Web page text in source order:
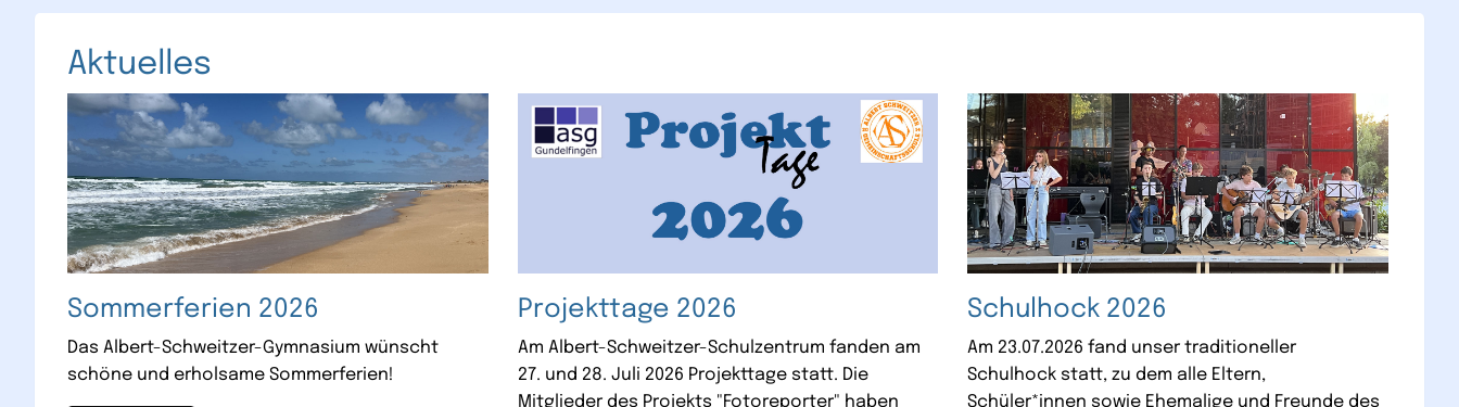
Aktuelles
Sommerferien 2026
Das Albert-Schweitzer-Gymnasium wünscht
schöne und erholsame Sommerferien!
Projekttage 2026
Am Albert-Schweitzer-Schulzentrum fanden am
27. und 28. Juli 2026 Projekttage statt. Die
Mitglieder des Projekts "Fotoreporter" haben
Schulhock 2026
Am 23.07.2026 fand unser traditioneller
Schulhock statt, zu dem alle Eltern,
Schüler*innen sowie Ehemalige und Freunde des